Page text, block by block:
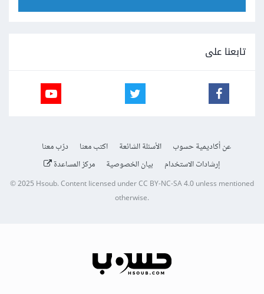
تابعنا على
عن أكاديمية حسوب الأسئلة الشائعة اكتب معنا
درّب معنا
إرشادات الاستخدام
بيان الخصوصية مركز المساعدة
© 2025Hsoub.Content licensed underCC BY-NC-SA 4.0unless mentioned
otherwise.